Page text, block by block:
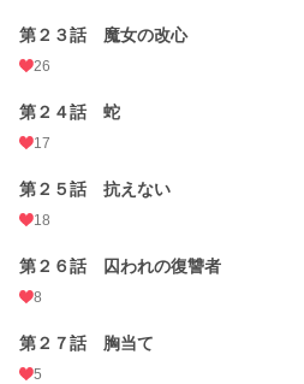
第２３話 魔女の改心
26
第２４話 蛇
17
第２５話 抗えない
18
第２６話 囚われの復讐者
8
第２７話 胸当て
5